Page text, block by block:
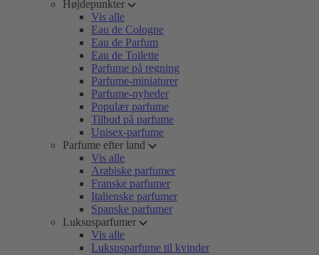
Højdepunkter
Vis alle
Eau de Cologne
Eau de Parfum
Eau de Toilette
Parfume på regning
Parfume-miniaturer
Parfume-nyheder
Populær parfume
Tilbud på parfume
Unisex-parfume
Parfume efter land
Vis alle
Arabiske parfumer
Franske parfumer
Italienske parfumer
Spanske parfumer
Luksusparfumer
Vis alle
Luksusparfume til kvinder